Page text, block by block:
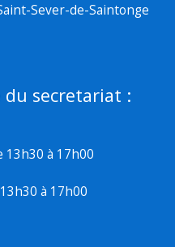
Sever-de-Saintonge
du secretariat :
13h30 à 17h00
à 17h00